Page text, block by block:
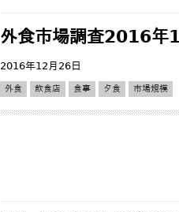
外食市場調査2016年
2016年12月26日
外食 飲食店 食事 夕食 市場規模